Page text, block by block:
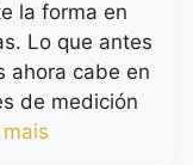
la forma en
Lo que antes
ahora cabe en
de medición